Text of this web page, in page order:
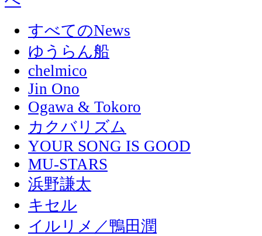
すべてのNews
ゆうらん船
chelmico
Jin Ono
Ogawa & Tokoro
カクバリズム
YOUR SONG IS GOOD
MU-STARS
浜野謙太
キセル
イルリメ／鴨田潤